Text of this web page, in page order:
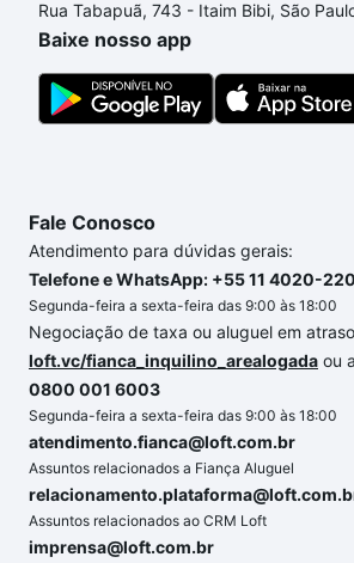
o imóvel dos seus sonhos com
conforto. Loft, com você até as
Rua Tabapuã, 743 - Itaim Bibi, São
Baixe nosso app
Fale Conosco
Atendimento para dúvidas gerais:
Telefone e WhatsApp: +55 11 4020-
Segunda-feira a sexta-feira das 9:00 às 18:00
Negociação de taxa ou aluguel em
loft.vc/fianca_inquilino_arealogada ou
0800 001 6003
Segunda-feira a sexta-feira das 9:00 às 18:00
atendimento.fianca@loft.com.br
Assuntos relacionados a Fiança Aluguel
Assuntos relacionados ao CRM Loft
imprensa@loft.com.br